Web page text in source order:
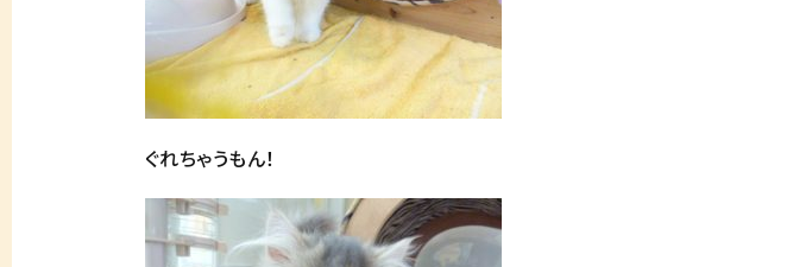
ぐれちゃうもん！